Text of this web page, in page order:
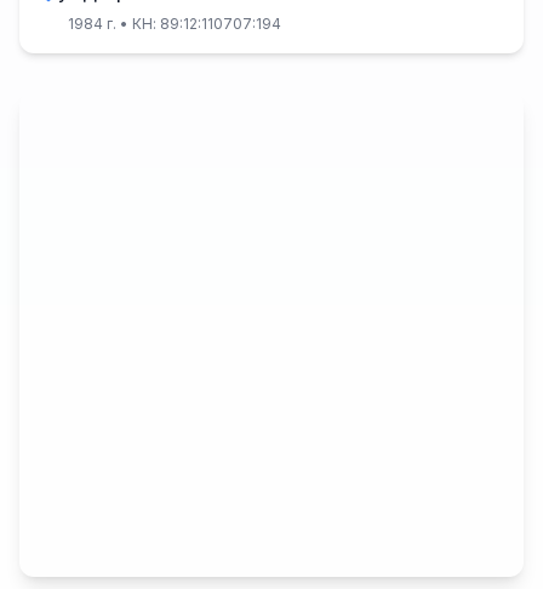
1984 г. • КН: 89:12:110707:194